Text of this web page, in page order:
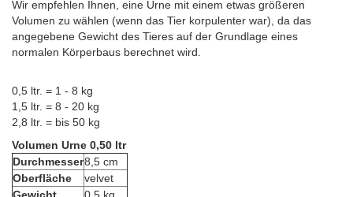
Wir empfehlen Ihnen, eine Urne mit einem etwas größeren
Volumen zu wählen (wenn das Tier korpulenter war), da das
angegebene Gewicht des Tieres auf der Grundlage eines
normalen Körperbaus berechnet wird.
0,5 ltr. = 1 - 8 kg
1,5 ltr. = 8 - 20 kg
2,8 ltr. = bis 50 kg
Volumen Urne 0,50 ltr
Durchmesser8,5 cm
Oberfläche
velvet